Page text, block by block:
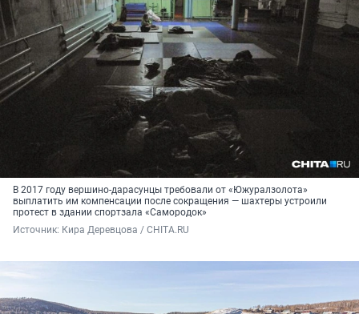
В 2017 году вершино-дарасунцы требовали от «Южуралзолота»
выплатить им компенсации после сокращения — шахтеры устроили
протест в здании спортзала «Самородок»
Источник: Кира Деревцова / CHITA.RU